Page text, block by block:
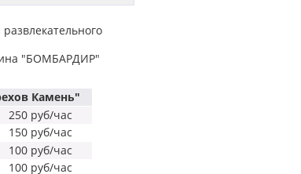
"БОМБАРДИР"
Камень"
250 руб/час
150 руб/час
100 руб/час
100 руб/час